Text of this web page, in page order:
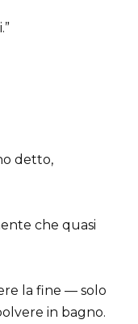
detto,
che quasi
la fine — solo
in bagno.